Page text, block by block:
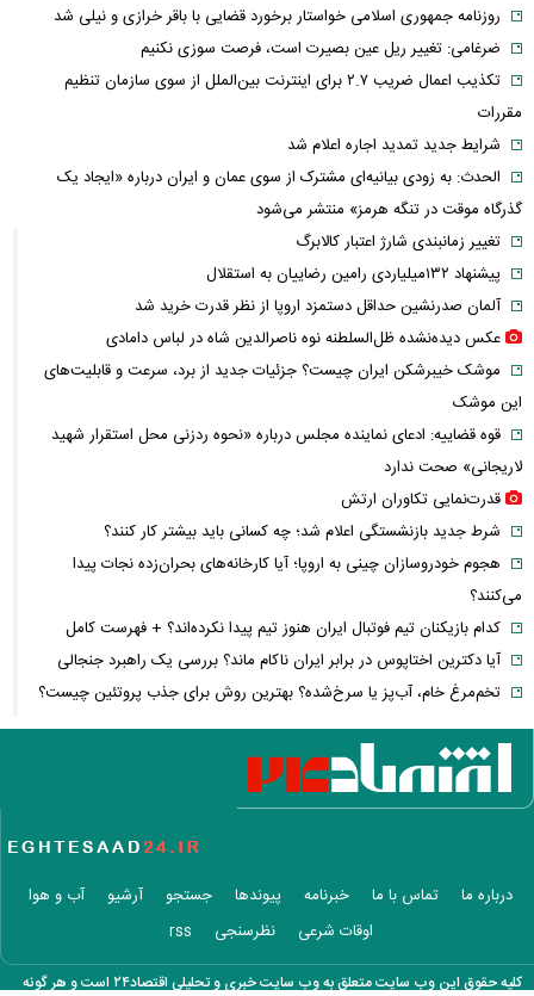
روزنامه جمهوری اسلامی خواستار برخورد قضایی با باقر خرازی و نیلی شد
ضرغامی: تغییر ریل عین بصیرت است، فرصت سوزی نکنیم
تکذیب اعمال ضریب ۲.۷ برای اینترنت بین‌الملل از سوی سازمان تنظیم
مقررات
شرایط جدید تمدید اجاره اعلام شد
الحدث: به زودی بیانیه‌ای مشترک از سوی عمان و ایران درباره «ایجاد یک
گذرگاه موقت در تنگه هرمز» منتشر می‌شود
تغییر زمانبندی‌ شارژ اعتبار کالابرگ
پیشنهاد ۱۳۲میلیاردی رامین رضاییان به استقلال
آلمان صدرنشین حداقل دستمزد اروپا از نظر قدرت خرید شد
عکس دیده‌نشده ظل‌السلطنه نوه ناصرالدین شاه در لباس دامادی
موشک خیبرشکن ایران چیست؟ جزئیات جدید از برد، سرعت و قابلیت‌های
این موشک
قوه قضاییه: ادعای نماینده مجلس درباره «نحوه ردزنی محل استقرار شهید
لاریجانی» صحت ندارد
قدرت‌نمایی تکاوران ارتش
شرط جدید بازنشستگی اعلام شد؛ چه کسانی باید بیشتر کار کنند؟
هجوم خودروسازان چینی به اروپا؛ آیا کارخانه‌های بحران‌زده نجات پیدا
می‌کنند؟
کدام بازیکنان تیم فوتبال ایران هنوز تیم پیدا نکرده‌اند؟ + فهرست کامل
آیا دکترین اختاپوس در برابر ایران ناکام ماند؟ بررسی یک راهبرد جنجالی
تخم‌مرغ خام، آب‌پز یا سرخ‌شده؟ بهترین روش برای جذب پروتئین چیست؟
پشت پرده خودکفایی دارویی؛ چرا واردات همچنان حرف اول را می‌زند؟
حمله خلبانان ایرانی به پایگاه آمریکا بدون GPS
شرایط تغییر نام خانوادگی و شناسنامه اعلام شد+ مراحل، مدارک لازم و قوانین
مصرف لبنیات یک‌چهارم شد؛ قیمت شیر باز هم افزایش می‌یابد؟ / هشدار
ویدئو
درباره ما تماس با ما خبرنامه پیوندها جستجو آرشیو
آب و هوا
اوقات شرعی
نظرسنجی rss
کلیه حقوق این وب سایت متعلق به وب سایت خبری و تحلیلی اقتصاد۲۴ است و هر گونه